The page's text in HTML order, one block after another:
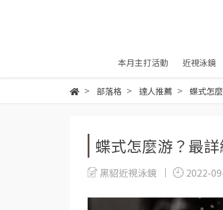
本月主打活動 近視泳鏡
部落格 達人推薦 蝶式怎
蝶式怎麼游？最
黑貂近視泳鏡 2022-